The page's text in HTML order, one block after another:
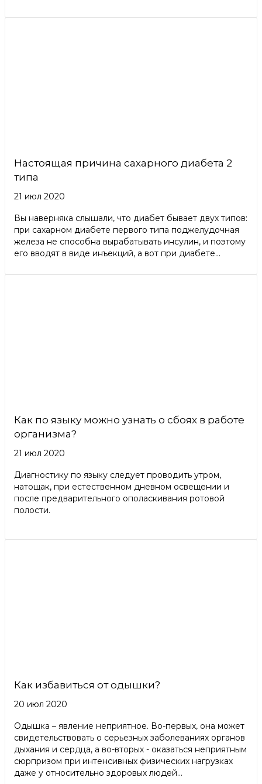
Настоящая причина сахарного диабета 2
типа
21 июл 2020
Вы наверняка слышали, что диабет бывает двух типов:
при сахарном диабете первого типа поджелудочная
железа не способна вырабатывать инсулин, и поэтому
его вводят в виде инъекций, а вот при диабете...
Как по языку можно узнать о сбоях в работе
организма?
21 июл 2020
Диагностику по языку следует проводить утром,
натощак, при естественном дневном освещении и
после предварительного ополаскивания ротовой
полости.
Как избавиться от одышки?
20 июл 2020
Одышка – явление неприятное. Во-первых, она может
свидетельствовать о серьезных заболеваниях органов
дыхания и сердца, а во-вторых - оказаться неприятным
сюрпризом при интенсивных физических нагрузках
даже у относительно здоровых людей...